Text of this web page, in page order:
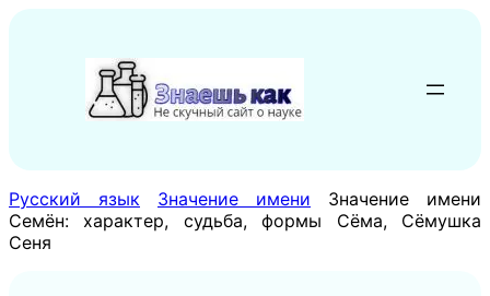
содержимому
Русский язык Значение имени
Значение имени
Семён: характер, судьба, формы Сёма, Сёмушка
Сеня